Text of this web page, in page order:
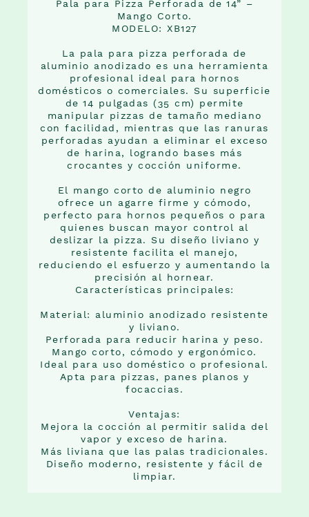
Pala para Pizza Perforada de 14” –
Mango Corto.
MODELO: XB127
La pala para pizza perforada de
aluminio anodizado es una herramienta
profesional ideal para hornos
domésticos o comerciales. Su superficie
de 14 pulgadas (35 cm) permite
manipular pizzas de tamaño mediano
con facilidad, mientras que las ranuras
perforadas ayudan a eliminar el exceso
de harina, logrando bases más
crocantes y cocción uniforme.
El mango corto de aluminio negro
ofrece un agarre firme y cómodo,
perfecto para hornos pequeños o para
quienes buscan mayor control al
deslizar la pizza. Su diseño liviano y
resistente facilita el manejo,
reduciendo el esfuerzo y aumentando la
precisión al hornear.
Características principales:
Material: aluminio anodizado resistente
y liviano.
Perforada para reducir harina y peso.
Mango corto, cómodo y ergonómico.
Ideal para uso doméstico o profesional.
Apta para pizzas, panes planos y
focaccias.
Ventajas:
Mejora la cocción al permitir salida del
vapor y exceso de harina.
Más liviana que las palas tradicionales.
Diseño moderno, resistente y fácil de
limpiar.